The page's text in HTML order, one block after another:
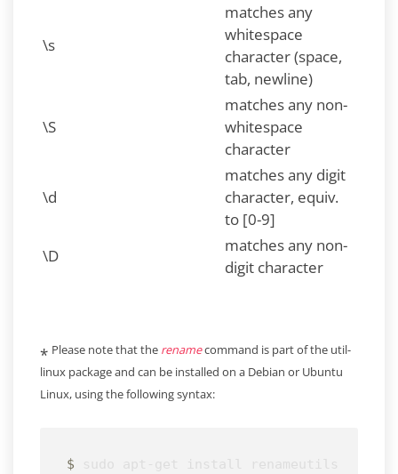
\s
matches any
whitespace
character (space,
tab, newline)
\S
matches any non-
whitespace
character
\d
matches any digit
character, equiv.
to [0-9]
\D
matches any non-
digit character
* Please note that the renamecommand is part of the util-
linux package and can be installed on a Debian or Ubuntu
Linux, using the following syntax:
$